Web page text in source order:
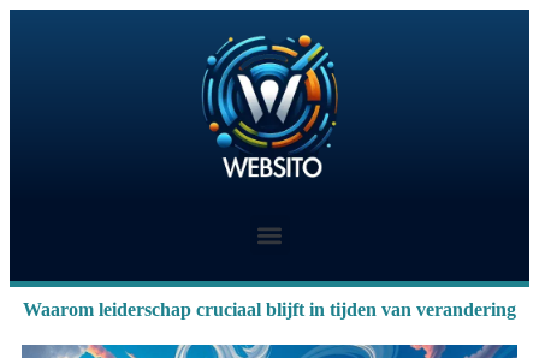
Waarom leiderschap cruciaal blijft in tijden van verandering